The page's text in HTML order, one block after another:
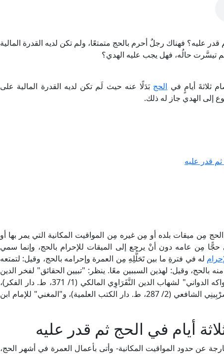
قدر عليه؟ فهناك رجلٌ أحرم بالحج متمتعًا، ولم تكن لديه القدرة المالية
تيسَّرت حالُه، فهل يجب عليه الهدي؟
ثلاثةَ أيامٍ في الحج بَدَلًا عنه حيث لَم تكن لديه القدرة المالية على
إلى الهدي جاز له ذلك.
قدر عليه
مِن ميقات بلده أو مِن غيره مِن المواقيت المكانية التي يمر بها أو
حجًّا مِن عامه دون أنْ يرجع إلى الميقات للإحرام بالحج، وإنما سمي
له في فترةِ ما بين تَحَلُّلِهِ مِن العمرة وإحرامه بالحج، وقيل: لتمتعه
بالحج، وقيل: لهذين السببين معًا. ينظر: "تبيين الحقائق" لفخر الدين
الزَّيْلَعِي الحنفي (2/ 45، ط. الأميرية)، و"الفواكه الدواني" لشهاب الدين النَّفَرَاوِي المالكي (1/ 371، ط. دار الفكر)،
و"مغني المحتاج" لشمس الدين الخطيب الشِّرْبِينِي الشافعي (2/ 287، ط. دار الكتب العلمية)، و"المغني" للإمام ابن
أيام في الحج ثم قدر عليه
عن حدود المواقيت المكانية- وأتى بأعمال العمرة في أشهر الحج،